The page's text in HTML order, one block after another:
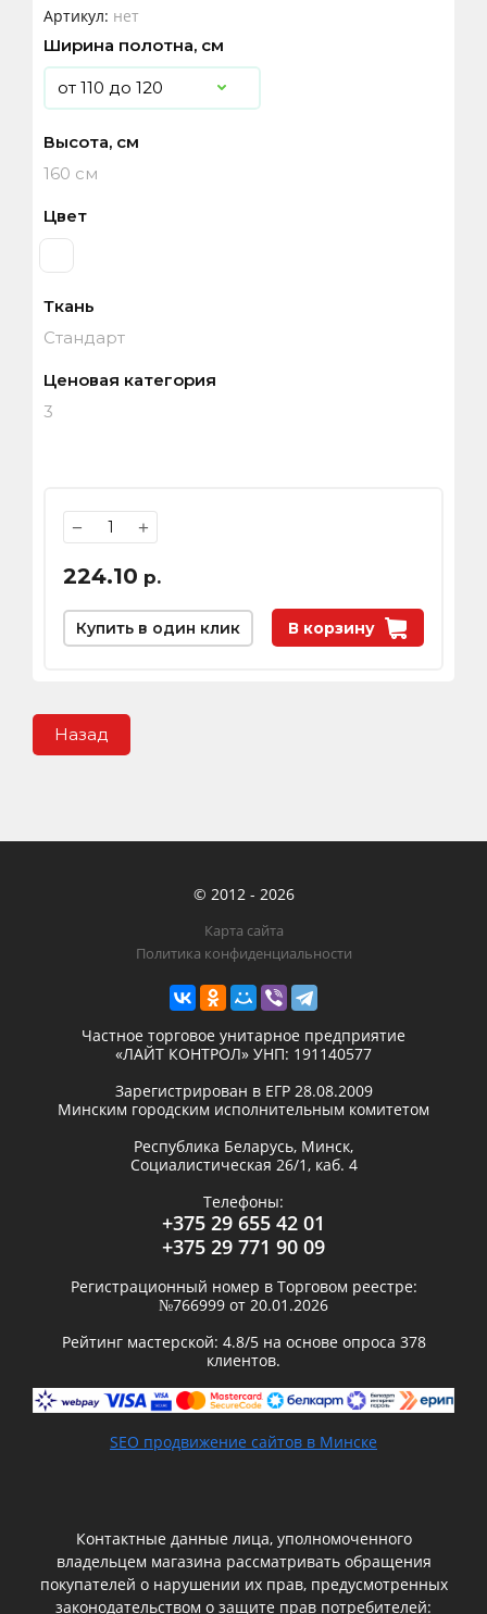
Артикул: нет
Ширина полотна, см
Высота, см
160 см
Цвет
Ткань
Стандарт
Ценовая категория
3
− +
224.10 р.
В корзину
Купить в один клик
Назад
© 2012 - 2026
Карта сайта
Политика конфиденциальности
Частное торговое унитарное предприятие
«ЛАЙТ КОНТРОЛ» УНП: 191140577
Зарегистрирован в ЕГР 28.08.2009
Минским городским исполнительным комитетом
Республика Беларусь, Минск,
Социалистическая 26/1, каб. 4
Телефоны:
+375 29 655 42 01
+375 29 771 90 09
Регистрационный номер в Торговом реестре:
№766999 от 20.01.2026
Рейтинг мастерской: 4.8/5 на основе опроса 378
клиентов.
SEO продвижение сайтов в Минске
Контактные данные лица, уполномоченного
владельцем магазина рассматривать обращения
покупателей о нарушении их прав, предусмотренных
законодательством о защите прав потребителей: